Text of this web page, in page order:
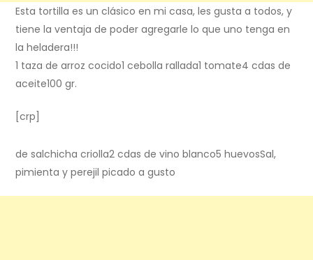
Esta tortilla es un clásico en mi casa, les gusta a todos, y
tiene la ventaja de poder agregarle lo que uno tenga en
la heladera!!!
1 taza de arroz cocido1 cebolla rallada1 tomate4 cdas de
aceite100 gr.
[crp]
de salchicha criolla2 cdas de vino blanco5 huevosSal,
pimienta y perejil picado a gusto